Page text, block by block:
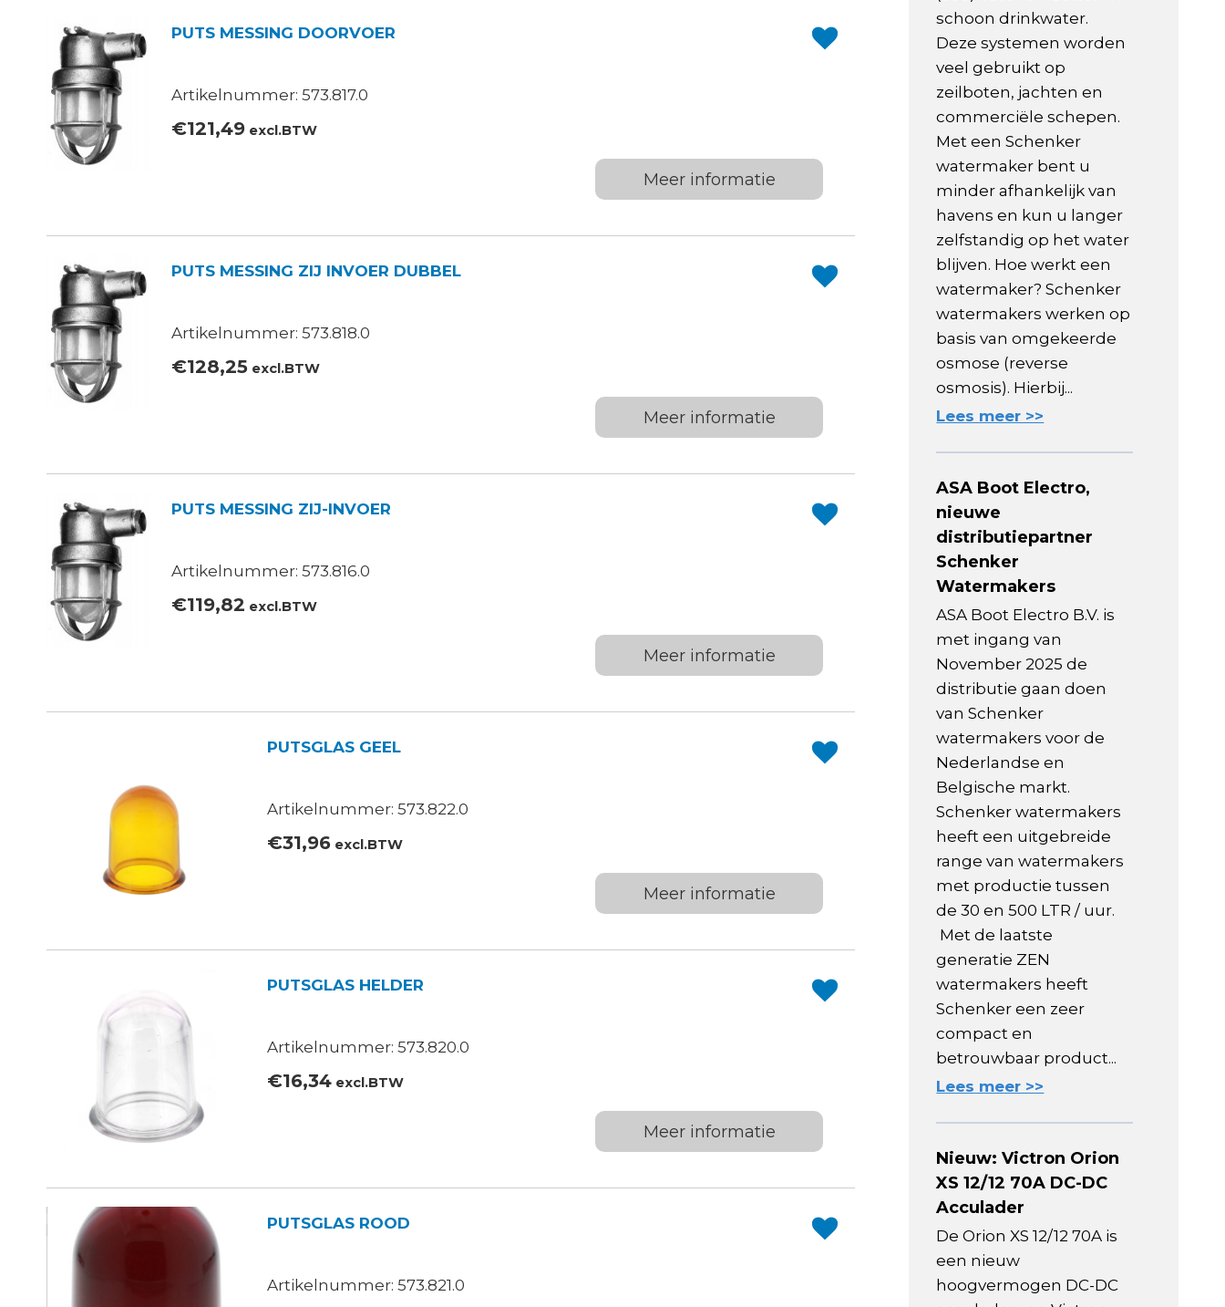
PUTS MESSING DOORVOER
Artikelnummer: 573.817.0
€121,49 excl.BTW
Meer informatie
PUTS MESSING ZIJ INVOER DUBBEL
Artikelnummer: 573.818.0
€128,25 excl.BTW
Meer informatie
PUTS MESSING ZIJ-INVOER
Artikelnummer: 573.816.0
€119,82 excl.BTW
Meer informatie
PUTSGLAS GEEL
Artikelnummer: 573.822.0
€31,96 excl.BTW
Meer informatie
PUTSGLAS HELDER
Artikelnummer: 573.820.0
€16,34 excl.BTW
Meer informatie
PUTSGLAS ROOD
Artikelnummer: 573.821.0
schoon drinkwater.
Deze systemen worden
veel gebruikt op
zeilboten, jachten en
commerciële schepen.
Met een Schenker
watermaker bent u
minder afhankelijk van
havens en kun u langer
zelfstandig op het water
blijven. Hoe werkt een
watermaker? Schenker
watermakers werken op
basis van omgekeerde
osmose (reverse
osmosis). Hierbij...
Lees meer >>
ASA Boot Electro,
nieuwe
distributiepartner
Schenker
Watermakers
ASA Boot Electro B.V. is
met ingang van
November 2025 de
distributie gaan doen
van Schenker
watermakers voor de
Nederlandse en
Belgische markt.
Schenker watermakers
heeft een uitgebreide
range van watermakers
met productie tussen
de 30 en 500 LTR / uur.
Met de laatste
generatie ZEN
watermakers heeft
Schenker een zeer
compact en
betrouwbaar product...
Lees meer >>
Nieuw: Victron Orion
XS 12/12 70A DC-DC
Acculader
De Orion XS 12/12 70A is
een nieuw
hoogvermogen DC-DC